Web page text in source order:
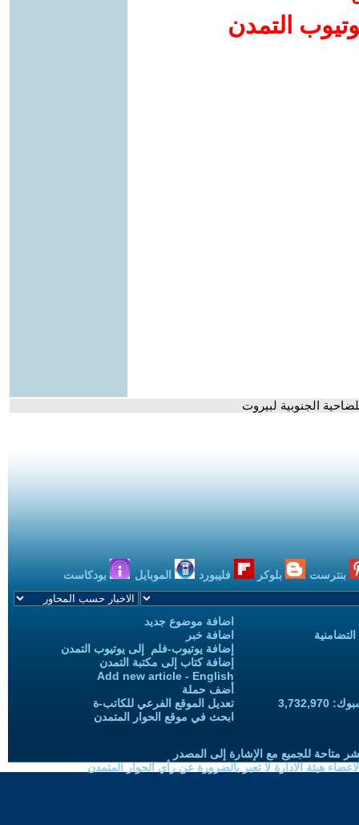
التمدن
الجنوبية لبيروت
بنترست بلوكر فليبورد الموبايل بودكاست
اضافة موضوع جديد
اضافة خبر
إضافة يوتيوب-فلم إلى يوتيوب التمدن
إضافة كتاب إلى مكتبة التمدن
Add new article - English
أضف حملة
تعديل الموقع الفرعي للكاتب-ة
ابحث في موقع الحوار المتمدن
متاحة للجميع مع الإشارة إلى المصدر
هيئة الادارة لا تعبر بالضرورة عن رأي الحوار المتمدن